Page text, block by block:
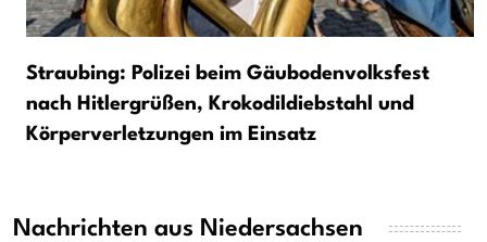
Straubing: Polizei beim Gäubodenvolksfest
nach Hitlergrüßen, Krokodildiebstahl und
Körperverletzungen im Einsatz
Nachrichten aus Niedersachsen